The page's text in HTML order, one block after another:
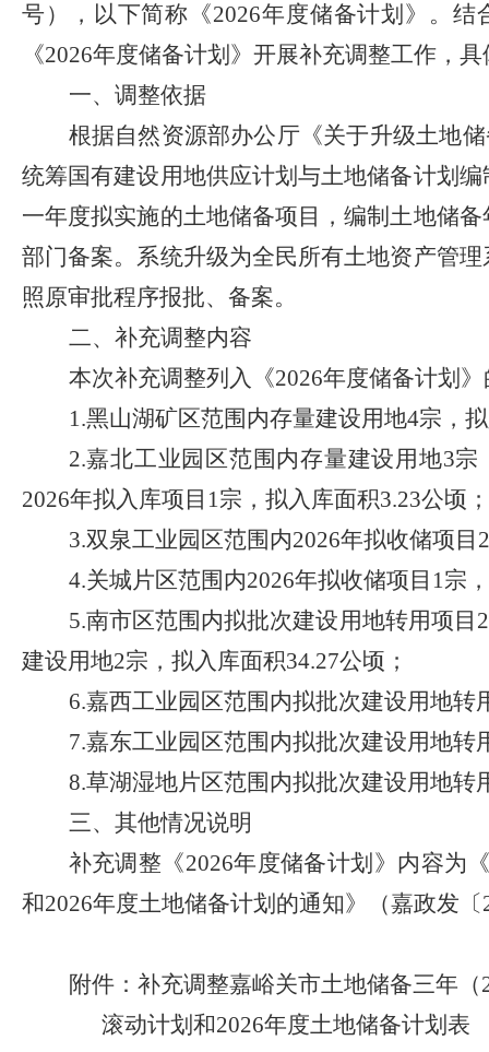
号），以下简称 《2026年度储备计划》 。结
《2026年度储备计划》 开展补充调整工作，
一、调整依据
根据自然资源部办公厅《关于升级土地
统筹国有建设用地供应计划与土地储备计划
一年度拟实施的土地储备项目，编制土地储
部门备案。系统升级为全民所有土地资产管
照原审批程序报批、备案。
二、补充调整内容
本次补充调整列入
《2026年度储备计划》
1.黑山湖矿区范围内存量建设用地4宗，
2.嘉北工业园区范围内存量建设用地3宗
2026年拟入库项目 1宗，拟入库面积3.23公顷；
3.双泉工业园区范围内2026年拟收储项目 2
4.关城片区范围内2026年拟收储项目 1宗
5.南市区范围内拟批次建设用地转用项目 2
建设用地2宗，拟入库面积34.27公顷；
6.嘉西工业园区范围内拟批次建设用地转
7.嘉东工业园区范围内拟批次建设用地转
8.草湖湿地片区范围内拟批次建设用地转
三、其他情况说明
补充调整 《2026年度储备计划》内容为
和2026年度土地储备计划的通知》（嘉政发〔
附件：补充调整嘉峪关市土地储备三年（
滚动计划和2026年度土地储备计划表